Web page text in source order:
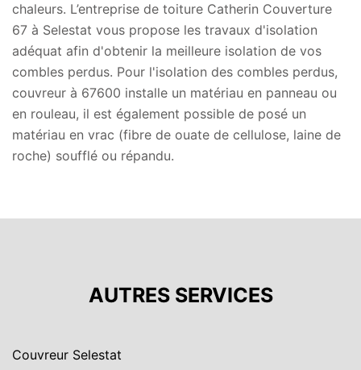
chaleurs. L’entreprise de toiture Catherin Couverture
67 à Selestat vous propose les travaux d'isolation
adéquat afin d'obtenir la meilleure isolation de vos
combles perdus. Pour l'isolation des combles perdus,
couvreur à 67600 installe un matériau en panneau ou
en rouleau, il est également possible de posé un
matériau en vrac (fibre de ouate de cellulose, laine de
roche) soufflé ou répandu.
AUTRES SERVICES
Couvreur Selestat